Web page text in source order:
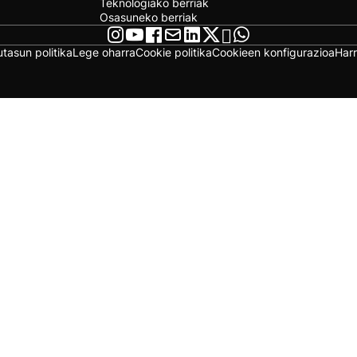
Teknologiako berriak
Osasuneko berriak
politikaLege oharraCookie politikaCookieen konfigurazioa